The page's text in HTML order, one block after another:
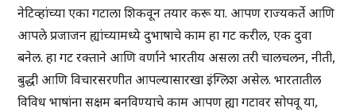
नेटिव्हांच्या एका गटाला शिकवून तयार करू या. आपण राज्यकर्ते आणि
आपले प्रजाजन ह्यांच्यामध्ये दुभाषाचे काम हा गट करील, एक दुवा
बनेल. हा गट रक्ताने आणि वर्णाने भारतीय असला तरी चालचलन, नीती,
बुद्धी आणि विचारसरणीत आपल्यासारखा इंग्लिश असेल. भारतातील
विविध भाषांना सक्षम बनविण्याचे काम आपण ह्या गटावर सोपवू या,